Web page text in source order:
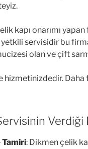
kapı onarımı
servisidir bu
olan ve çift
hizmetinizdedir.
Verdiği
Tamiri: Dikmen çelik